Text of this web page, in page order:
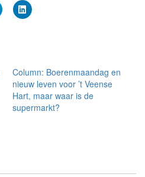
Column: Boerenmaandag en
nieuw leven voor ’t Veense
Hart, maar waar is de
supermarkt?